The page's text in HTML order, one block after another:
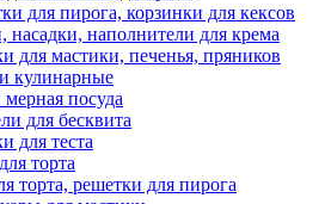
для пирога, корзинки для кексов
наполнители для крема
для мастики, печенья, пряников
кулинарные
посуда
для бесквита
для теста
торта
торта, решетки для пирога